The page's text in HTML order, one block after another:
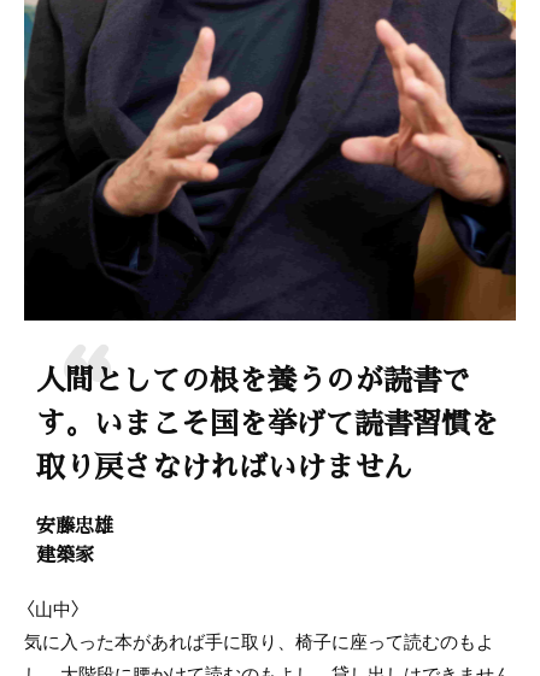
人間としての根を養うのが読書で
す。いまこそ国を挙げて読書習慣を
取り戻さなければいけません
安藤忠雄
建築家
〈山中〉
気に入った本があれば手に取り、椅子に座って読むのもよ